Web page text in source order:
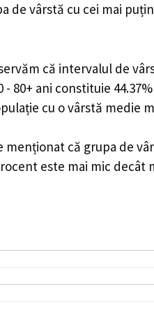
de vârstă cu cei mai
că intervalul de
80+ ani constituie
cu o vârstă medie
menționat că grupa de
este mai mic decât